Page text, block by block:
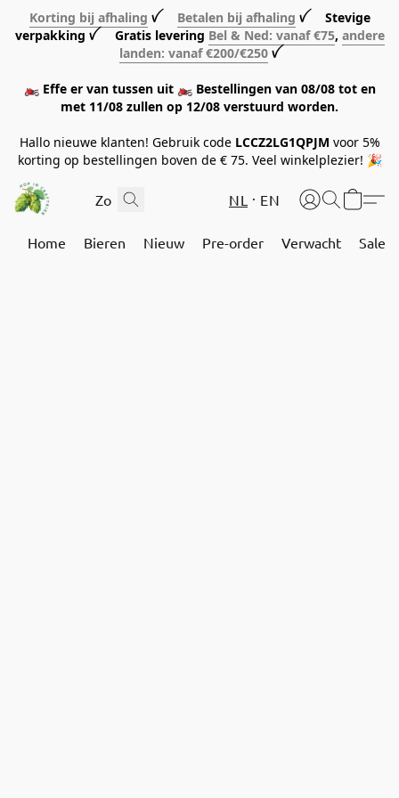
Korting bij afhaling ꪜ Betalen bij afhaling ꪜ Stevige
verpakking ꪜ Gratis levering Bel & Ned: vanaf €75, andere
landen: vanaf €200/€250 ꪜ
🏍️ Effe er van tussen uit 🏍️ Bestellingen van 08/08 tot en
met 11/08 zullen op 12/08 verstuurd worden.
Hallo nieuwe klanten! Gebruik code LCCZ2LG1QPJM voor 5%
korting op bestellingen boven de € 75. Veel winkelplezier! 🎉
NL EN
Home Bieren Nieuw Pre-order Verwacht Sale